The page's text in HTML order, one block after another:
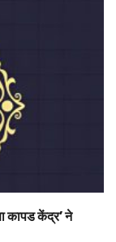
कापड केंद्र’ ने